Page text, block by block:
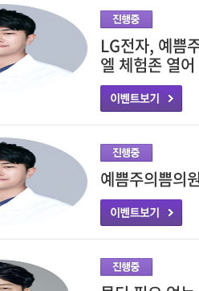
LG전자, 예쁨
엘 체험존 열어
예쁨주의쁨의